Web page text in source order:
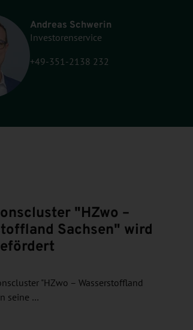
Andreas Schwerin
Investorenservice
+49-351-2138 232
"HZwo –
Sachsen" wird
"HZwo – Wasserstoffland
seine …